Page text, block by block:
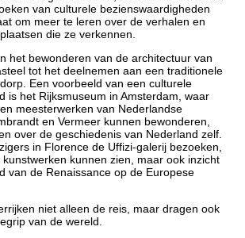
van culturele bezienswaardigheden
om meer te leren over de verhalen en
die ze verkennen.
het bewonderen van de architectuur van
tot het deelnemen aan een traditionele
Een voorbeeld van een culturele
is het Rijksmuseum in Amsterdam, waar
meesterwerken van Nederlandse
en Vermeer kunnen bewonderen,
over de geschiedenis van Nederland zelf.
in Florence de Uffizi-galerij bezoeken,
kunnen zien, maar ook inzicht
van de Renaissance op de Europese
niet alleen de reis, maar dragen ook
van de wereld.